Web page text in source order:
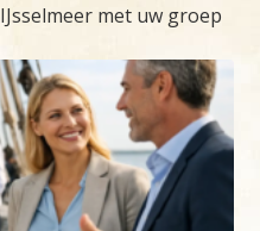
met uw groep